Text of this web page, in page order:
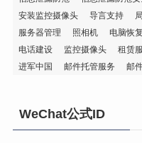
安装监控摄像头
导言支持
服务器管理
照相机 电脑恢复
电话建设
监控摄像头 租赁
进军中国
邮件托管服务 邮
WeChat公式ID